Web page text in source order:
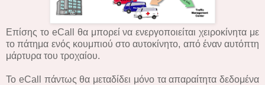
Επίσης το eCall θα μπορεί να ενεργοποιείται χειροκίνητα με
το πάτημα ενός κουμπιού στο αυτοκίνητο, από έναν αυτόπτη
μάρτυρα του τροχαίου.
Το eCall πάντως θα μεταδίδει μόνο τα απαραίτητα δεδομένα